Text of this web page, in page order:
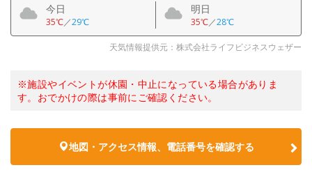
今日
35℃／29℃
明日
35℃／28℃
天気情報提供元：株式会社ライフビジネスウェザー
※施設やイベントが休園・中止になっている場合がありま
す。おでかけの際は事前にご確認ください。
地図・アクセス情報、電話番号を確認する